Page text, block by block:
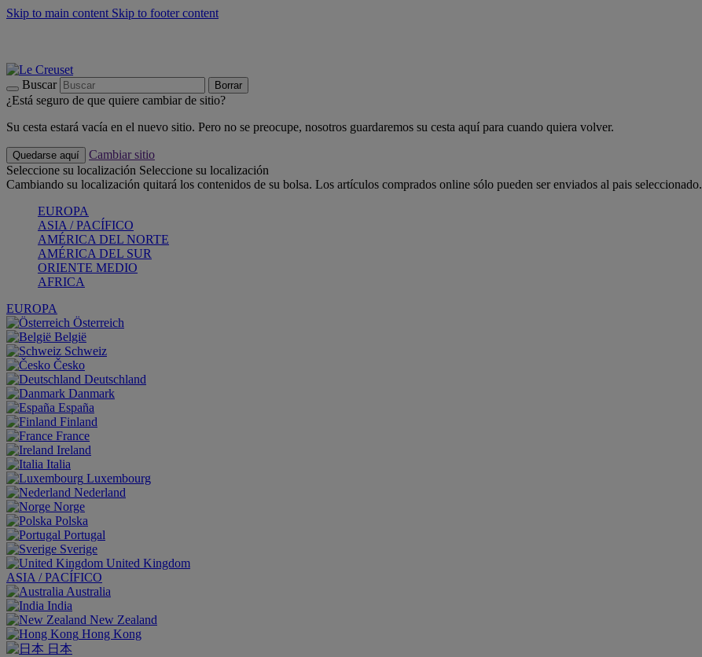
Skip to main content Skip to footer content
Buscar Borrar
¿Está seguro de que quiere cambiar de sitio?
Su cesta estará vacía en el nuevo sitio. Pero no se preocupe, nosotros guardaremos su cesta aquí para cuando quiera volver.
Quedarse aquí
Cambiar sitio
Seleccione su localización Seleccione su localización
Cambiando su localización quitará los contenidos de su bolsa. Los artículos comprados online sólo pueden ser enviados al pais seleccionado.
EUROPA
ASIA / PACÍFICO
AMÉRICA DEL NORTE
AMÉRICA DEL SUR
ORIENTE MEDIO
AFRICA
EUROPA
Österreich
België
Schweiz
Česko
Deutschland
Danmark
España
Finland
France
Ireland
Italia
Luxembourg
Nederland
Norge
Polska
Portugal
Sverige
United Kingdom
ASIA / PACÍFICO
Australia
India
New Zealand
Hong Kong
日本